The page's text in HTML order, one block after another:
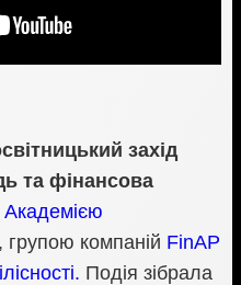
захід
та фінансова
Академією
групою компаній FinAP
Подія зібрала